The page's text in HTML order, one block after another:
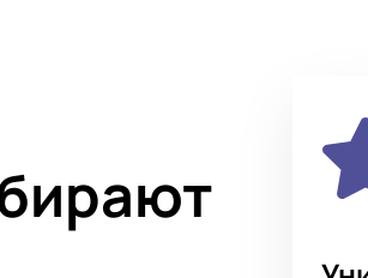
«Совсем нет. Чеченцы в
дома, чтобы в новом доме
РФ Ольга Кабо; народный
ЧР Шамиль Алханов; Мадина Пицуева.